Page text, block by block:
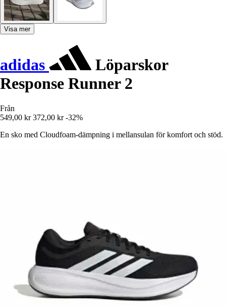
Visa mer
adidas
Löparskor
Response Runner 2
Från
549,00 kr 372,00 kr -32%
En sko med Cloudfoam-dämpning i mellansulan för komfort och stöd.